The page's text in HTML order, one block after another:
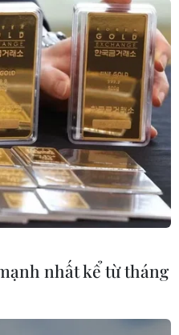
#COVID-19
nhất kể từ tháng